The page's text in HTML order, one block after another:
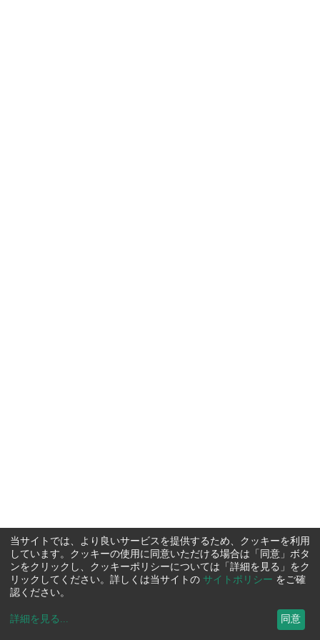
当サイトでは、より良いサービスを提供するため、クッキーを利用
しています。クッキーの使用に同意いただける場合は「同意」ボタ
ンをクリックし、クッキーポリシーについては「詳細を見る」をク
リックしてください。詳しくは当サイトの サイトポリシー をご確
認ください。
詳細を見る ... 同意